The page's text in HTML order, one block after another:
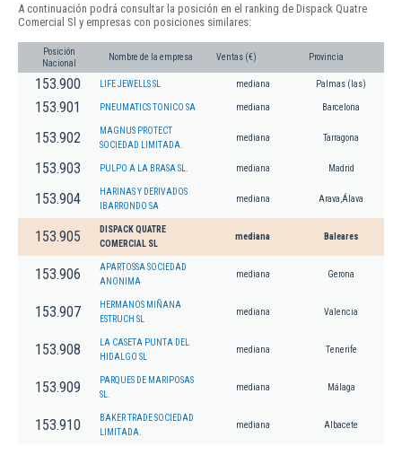
A continuación podrá consultar la posición en el ranking de Dispack Quatre
Comercial Sl y empresas con posiciones similares:
Posición
Nacional
Nombre de la empresa Ventas (€) Provincia
153.900 LIFE JEWELLS SL mediana Palmas (las)
153.901 PNEUMATICS TONICO SA mediana Barcelona
153.902
MAGNUS PROTECT
SOCIEDAD LIMITADA.
mediana Tarragona
153.903 PULPO A LA BRASA SL. mediana Madrid
153.904
HARINAS Y DERIVADOS
IBARRONDO SA
mediana Arava,Álava
153.905
DISPACK QUATRE
COMERCIAL SL
mediana Baleares
153.906
APARTOSSA SOCIEDAD
ANONIMA
mediana Gerona
153.907
HERMANOS MIÑANA
ESTRUCH SL
mediana Valencia
153.908
LA CASETA PUNTA DEL
HIDALGO SL
mediana Tenerife
153.909
PARQUES DE MARIPOSAS
SL.
mediana Málaga
153.910
BAKER TRADE SOCIEDAD
LIMITADA.
mediana Albacete